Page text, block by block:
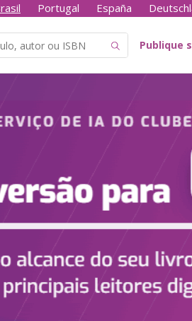
Portugal España
Publique